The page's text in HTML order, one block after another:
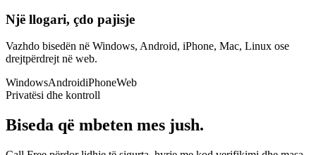
Një llogari, çdo pajisje
Vazhdo bisedën në Windows, Android, iPhone, Mac, Linux ose
drejtpërdrejt në web.
WindowsAndroidiPhoneWeb
Privatësi dhe kontroll
Biseda që mbeten mes jush.